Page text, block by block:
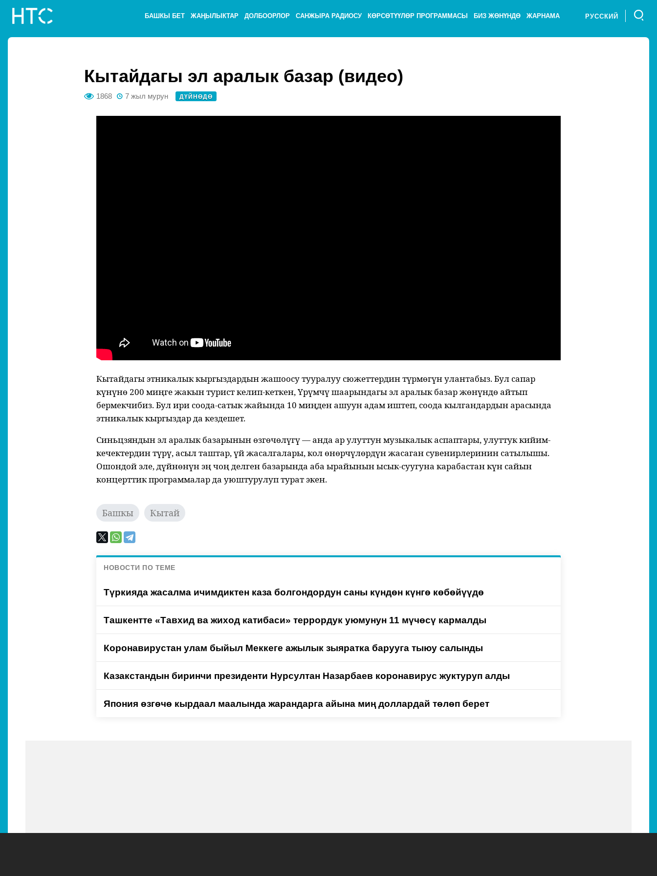
БАШКЫ БЕТ ЖАҢЫЛЫКТАР ДОЛБООРЛОР САНЖЫРА РАДИОСУ КӨРСӨТҮҮЛӨР ПРОГРАММАСЫ БИЗ ЖӨНҮНДӨ ЖАРНАМА РУССКИЙ
Кытайдагы эл аралык базар (видео)
1868 7 жыл мурун ДҮЙНӨДӨ
Кытайдагы этникалык кыргыздардын жашоосу тууралуу сюжеттердин түрмөгүн улантабыз. Бул сапар
күнүнө 200 миңге жакын турист келип-кеткен, Үрүмчү шаарындагы эл аралык базар жөнүндө айтып
бермекчибиз. Бул ири соода-сатык жайында 10 миңден ашуун адам иштеп, соода кылгандардын арасында
этникалык кыргыздар да кездешет.
Синьцзяндын эл аралык базарынын өзгөчөлүгү — анда ар улуттун музыкалык аспаптары, улуттук кийим-
кечектердин түрү, асыл таштар, үй жасалгалары, кол өнөрчүлөрдүн жасаган сувенирлеринин сатылышы.
Ошондой эле, дүйнөнүн эң чоң делген базарында аба ырайынын ысык-суугуна карабастан күн сайын
концерттик программалар да уюштурулуп турат экен.
Башкы Кытай
НОВОСТИ ПО ТЕМЕ
Түркияда жасалма ичимдиктен каза болгондордун саны күндөн күнгө көбөйүүдө
Ташкентте «Тавхид ва жиход катибаси» террордук уюмунун 11 мүчөсү кармалды
Коронавирустан улам быйыл Меккеге ажылык зыяратка барууга тыюу салынды
Казакстандын биринчи президенти Нурсултан Назарбаев коронавирус жуктуруп алды
Япония өзгөчө кырдаал маалында жарандарга айына миң доллардай төлөп берет